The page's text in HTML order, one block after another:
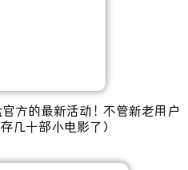
官方的最新活动 ！不管新老用户
几十部小电影了）